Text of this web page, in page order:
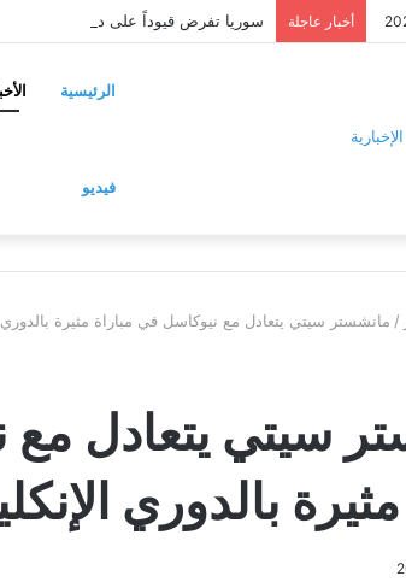
أخبار عاجلة
الرئيسية
فيديو
/ مانشستر سيتي يتعادل مع نيوكاسل في مباراة مثيرة بالدوري
سيتي يتعادل
بالدوري